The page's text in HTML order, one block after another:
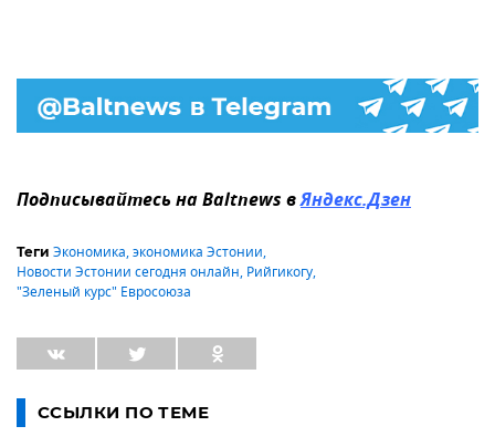
Подписывайтесь на Baltnews вЯндекс.Дзен
Теги Экономика,экономика Эстонии,
Новости Эстонии сегодня онлайн, Рийгикогу,
"Зеленый курс" Евросоюза
ССЫЛКИ ПО ТЕМЕ